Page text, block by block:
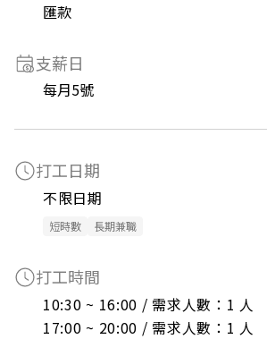
匯款
支薪日
每月5號
打工日期
不限日期
短時數 長期兼職
打工時間
10:30 ~ 16:00 / 需求人數：1 人
17:00 ~ 20:00 / 需求人數：1 人